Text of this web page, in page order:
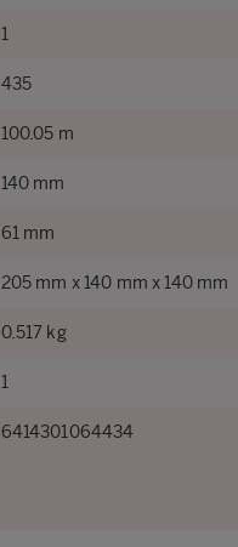
1
435
100.05 m
140 mm
61 mm
205 mm x 140 mm x 140 mm
0.517 kg
1
6414301064434